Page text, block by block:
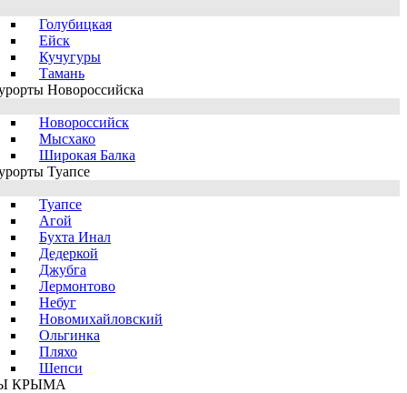
Голубицкая
Ейск
Кучугуры
Тамань
Новороссийска
Новороссийск
Мысхако
Широкая Балка
Туапсе
Туапсе
Агой
Бухта Инал
Дедеркой
Джубга
Лермонтово
Небуг
Новомихайловский
Ольгинка
Пляхо
Шепси
КРЫМА